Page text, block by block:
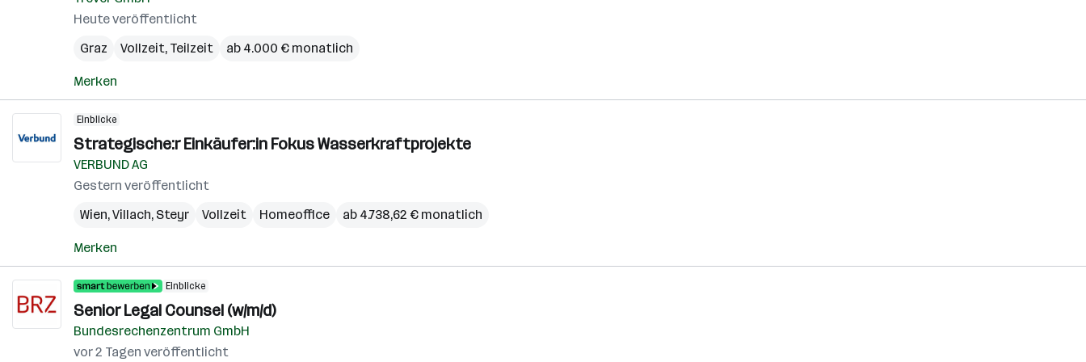
Heute veröffentlicht
Graz
Vollzeit, Teilzeit ab 4.000 € monatlich
Merken
Einblicke
Strategische:r Einkäufer:in Fokus Wasserkraftprojekte
VERBUND AG
Gestern veröffentlicht
Wien,Villach, Steyr Vollzeit Homeoffice ab 4.738,62 € monatlich
Merken
Einblicke
Senior Legal Counsel (w/m/d)
Bundesrechenzentrum GmbH
vor 2 Tagen veröffentlicht